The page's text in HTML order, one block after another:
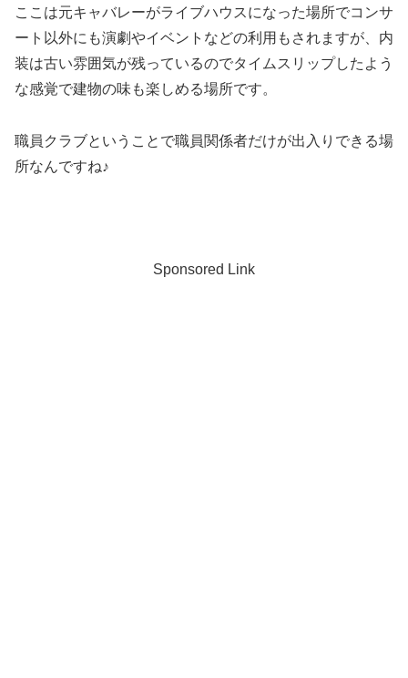
ここは元キャバレーがライブハウスになった場所でコンサ
ート以外にも演劇やイベントなどの利用もされますが、内
装は古い雰囲気が残っているのでタイムスリップしたよう
な感覚で建物の味も楽しめる場所です。
職員クラブということで職員関係者だけが出入りできる場
所なんですね♪
Sponsored Link